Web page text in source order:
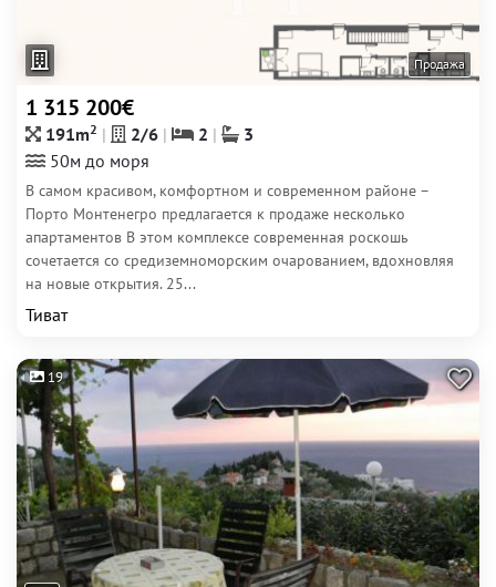
Продажа
1 315 200€
191m2 2/6 2
3
50м до моря
В самом красивом, комфортном и современном районе –
Порто Монтенегро предлагается к продаже несколько
апартаментов В этом комплексе современная роскошь
сочетается со средиземноморским очарованием, вдохновляя
на новые открытия. 25...
Тиват
19